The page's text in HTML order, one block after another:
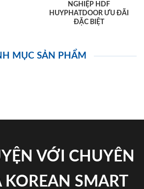
NGHIỆP HDF
HUYPHATDOOR ƯU ĐÃI
ĐẶC BIỆT
MỤC SẢN PHẨM
VỚI CHUYÊN
SMART